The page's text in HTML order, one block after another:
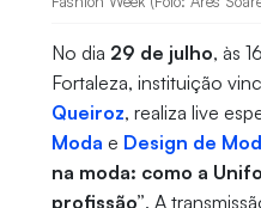
No dia 29 de julho, às
Fortaleza, instituição
Queiroz, realiza live
Moda e Design de
na moda: como a
profissão”. A